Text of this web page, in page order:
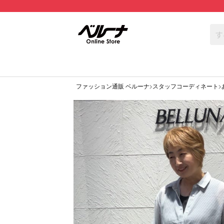
ファッション通販 ベルーナ スタッフコーディネート